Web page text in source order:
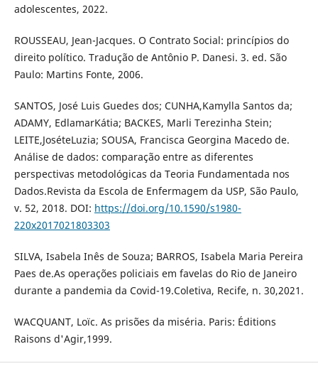
adolescentes, 2022.
ROUSSEAU, Jean-Jacques. O Contrato Social: princípios do
direito político. Tradução de Antônio P. Danesi. 3. ed. São
Paulo: Martins Fonte, 2006.
SANTOS, José Luis Guedes dos; CUNHA,Kamylla Santos da;
ADAMY, EdlamarKátia; BACKES, Marli Terezinha Stein;
LEITE,JoséteLuzia; SOUSA, Francisca Georgina Macedo de.
Análise de dados: comparação entre as diferentes
perspectivas metodológicas da Teoria Fundamentada nos
Dados.Revista da Escola de Enfermagem da USP, São Paulo,
v. 52, 2018. DOI: https://doi.org/10.1590/s1980-
220x2017021803303
SILVA, Isabela Inês de Souza; BARROS, Isabela Maria Pereira
Paes de.As operações policiais em favelas do Rio de Janeiro
durante a pandemia da Covid-19.Coletiva, Recife, n. 30,2021.
WACQUANT, Loïc. As prisões da miséria. Paris: Éditions
Raisons d'Agir,1999.